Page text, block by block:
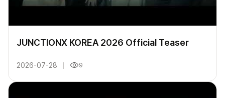
JUNCTIONX KOREA 2026 Official Teaser
2026-07-28 9